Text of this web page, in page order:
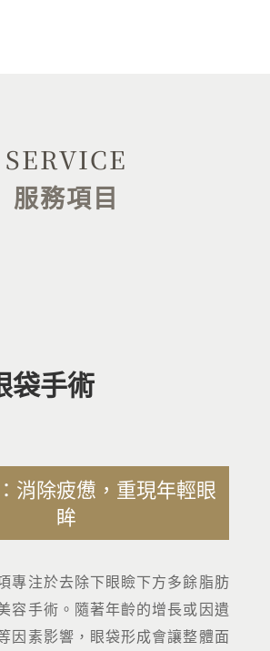
SERVICE
服務項目
袋手術
消除疲憊，重現年輕眼
眸
專注於去除下眼瞼下方多餘脂肪
容手術。隨著年齡的增長或因遺
因素影響，眼袋形成會讓整體面